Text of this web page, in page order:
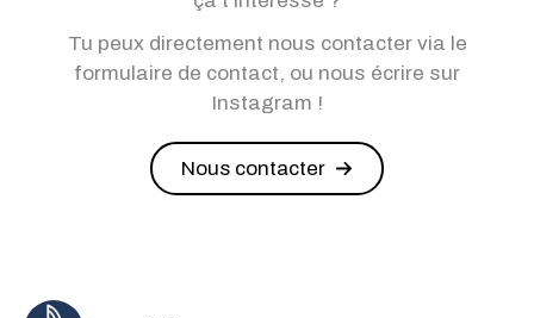
Tu peux directement nous contacter via le
formulaire de contact, ou nous écrire sur
Instagram !
Nous contacter